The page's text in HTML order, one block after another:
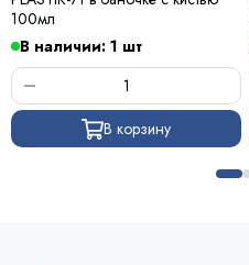
100мл
В наличии: 1 шт
В корзину